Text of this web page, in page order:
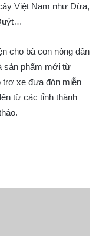
Việt Nam như Dừa,
cho bà con nông dân
sản phẩm mới từ
trợ xe đưa đón miễn
từ các tỉnh thành